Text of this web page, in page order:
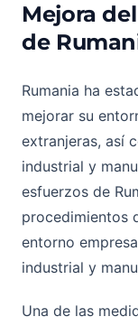
Mejora
de
Rumania ha
mejorar su
extranjeras, así
industrial y
esfuerzos de
procedimientos
entorno
industrial y
Una de las